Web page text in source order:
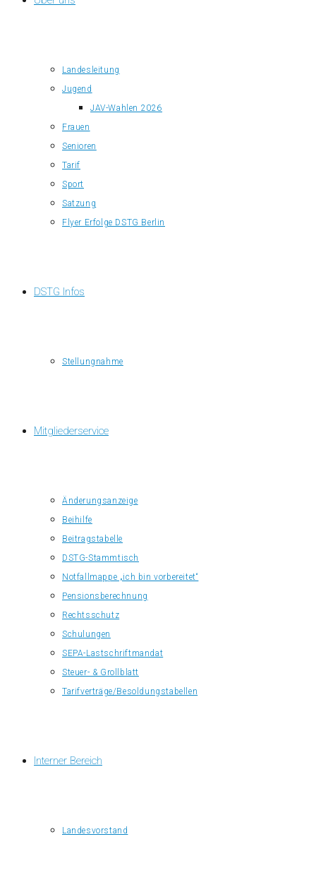
Landesleitung
Jugend
JAV-Wahlen 2026
Frauen
Senioren
Tarif
Sport
Satzung
Flyer Erfolge DSTG Berlin
DSTG Infos
Stellungnahme
Mitgliederservice
Änderungsanzeige
Beihilfe
Beitragstabelle
DSTG-Stammtisch
Notfallmappe „ich bin vorbereitet“
Pensionsberechnung
Rechtsschutz
Schulungen
SEPA-Lastschriftmandat
Steuer- & Grollblatt
Tarifverträge/Besoldungstabellen
Interner Bereich
Landesvorstand